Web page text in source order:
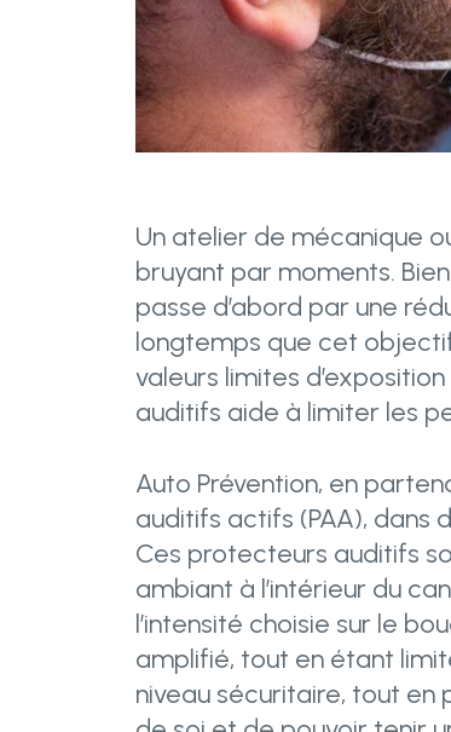
Un atelier de mécanique
bruyant par moments.
passe d’abord par une
longtemps que cet
valeurs limites
auditifs aide à limiter les
Auto Prévention, en
auditifs actifs (PAA), dans
Ces protecteurs auditifs
ambiant à l’intérieur du
l’intensité choisie sur le
amplifié, tout en étant
niveau sécuritaire, tout en